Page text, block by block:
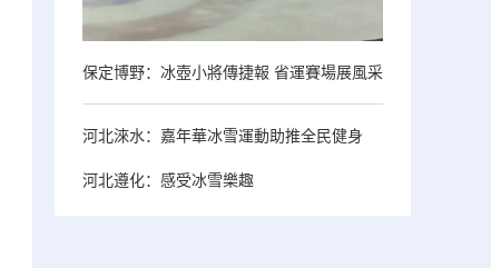
保定博野：冰壺小將傳捷報 省運賽場展風采
河北淶水：嘉年華冰雪運動助推全民健身
河北遵化：感受冰雪樂趣